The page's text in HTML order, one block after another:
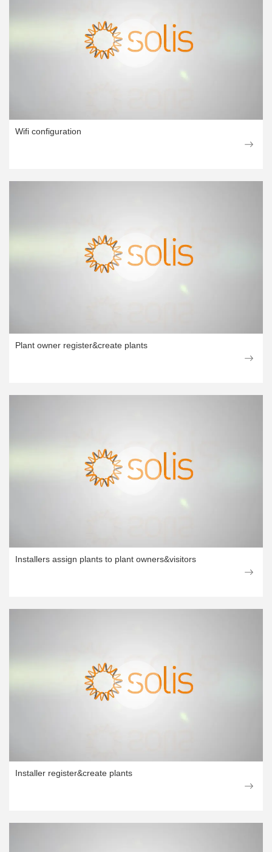
Wifi configuration
Plant owner register&create plants
Installers assign plants to plant owners&visitors
Installer register&create plants